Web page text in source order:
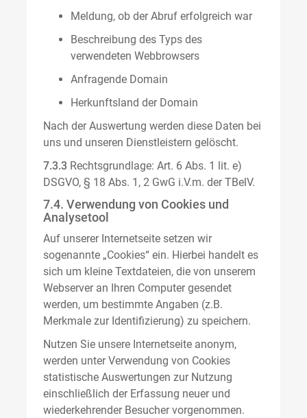
Meldung, ob der Abruf erfolgreich war
Beschreibung des Typs des
verwendeten Webbrowsers
Anfragende Domain
Herkunftsland der Domain
Nach der Auswertung werden diese Daten bei
uns und unseren Dienstleistern gelöscht.
7.3.3 Rechtsgrundlage: Art. 6 Abs. 1 lit. e)
DSGVO, § 18 Abs. 1, 2 GwG i.V.m. der TBelV.
7.4. Verwendung von Cookies und
Analysetool
Auf unserer Internetseite setzen wir
sogenannte „Cookies“ ein. Hierbei handelt es
sich um kleine Textdateien, die von unserem
Webserver an Ihren Computer gesendet
werden, um bestimmte Angaben (z.B.
Merkmale zur Identifizierung) zu speichern.
Nutzen Sie unsere Internetseite anonym,
werden unter Verwendung von Cookies
statistische Auswertungen zur Nutzung
einschließlich der Erfassung neuer und
wiederkehrender Besucher vorgenommen.